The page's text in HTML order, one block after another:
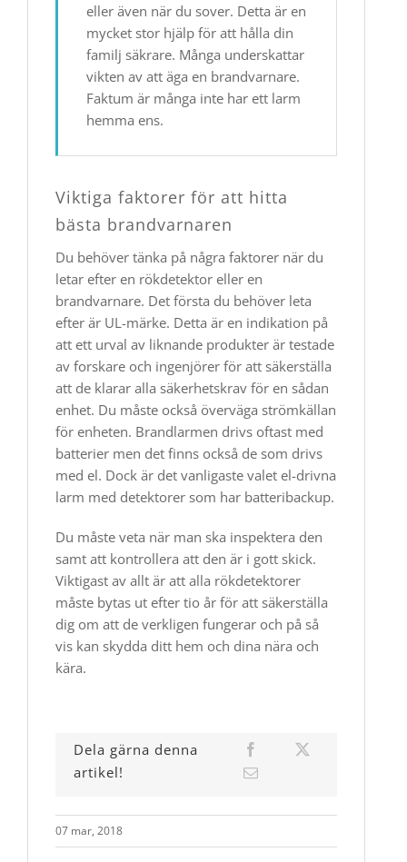
eller även när du sover. Detta är en
mycket stor hjälp för att hålla din
familj säkrare. Många underskattar
vikten av att äga en brandvarnare.
Faktum är många inte har ett larm
hemma ens.
Viktiga faktorer för att hitta
bästa brandvarnaren
Du behöver tänka på några faktorer när du
letar efter en rökdetektor eller en
brandvarnare. Det första du behöver leta
efter är UL-märke. Detta är en indikation på
att ett urval av liknande produkter är testade
av forskare och ingenjörer för att säkerställa
att de klarar alla säkerhetskrav för en sådan
enhet. Du måste också överväga strömkällan
för enheten. Brandlarmen drivs oftast med
batterier men det finns också de som drivs
med el. Dock är det vanligaste valet el-drivna
larm med detektorer som har batteribackup.
Du måste veta när man ska inspektera den
samt att kontrollera att den är i gott skick.
Viktigast av allt är att alla rökdetektorer
måste bytas ut efter tio år för att säkerställa
dig om att de verkligen fungerar och på så
vis kan skydda ditt hem och dina nära och
kära.
Dela gärna denna
artikel!
07 mar, 2018